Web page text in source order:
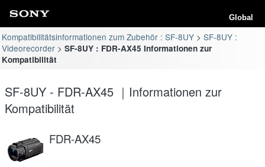
Global
Kompatibilitätsinformationen zum Zubehör : SF-8UY
SF-8UY :
Videorecorder
SF-8UY : FDR-AX45 Informationen zur
Kompatibilität
SF-8UY - FDR-AX45 ｜Informationen zur
Kompatibilität
FDR-AX45